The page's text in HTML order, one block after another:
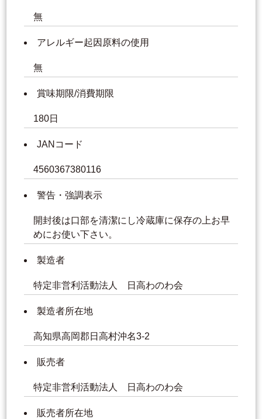
無
アレルギー起因原料の使用
無
賞味期限/消費期限
180日
JANコード
4560367380116
警告・強調表示
開封後は口部を清潔にし冷蔵庫に保存の上お早
めにお使い下さい。
製造者
特定非営利活動法人 日高わのわ会
製造者所在地
高知県高岡郡日高村沖名3-2
販売者
特定非営利活動法人 日高わのわ会
販売者所在地